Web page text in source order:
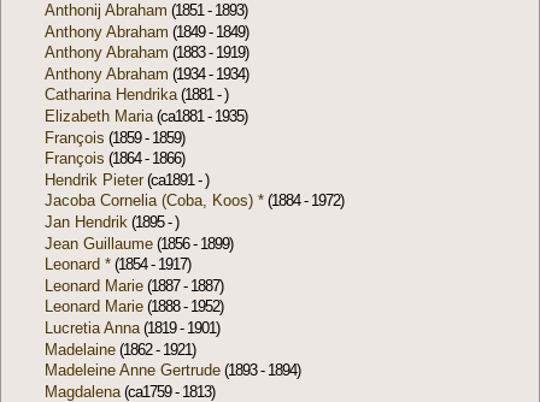
Anthonij Abraham (1851 - 1893)
Anthony Abraham (1849 - 1849)
Anthony Abraham (1883 - 1919)
Anthony Abraham (1934 - 1934)
Catharina Hendrika(1881 - )
Elizabeth Maria(ca1881 - 1935)
François (1859 - 1859)
François (1864 - 1866)
Hendrik Pieter(ca1891 - )
Jacoba Cornelia (Coba, Koos) * (1884 - 1972)
Jan Hendrik (1895 - )
Jean Guillaume (1856 - 1899)
Leonard * (1854 - 1917)
Leonard Marie (1887 - 1887)
Leonard Marie (1888 - 1952)
Lucretia Anna (1819 - 1901)
Madelaine (1862 - 1921)
Madeleine Anne Gertrude (1893 - 1894)
Magdalena (ca1759 - 1813)